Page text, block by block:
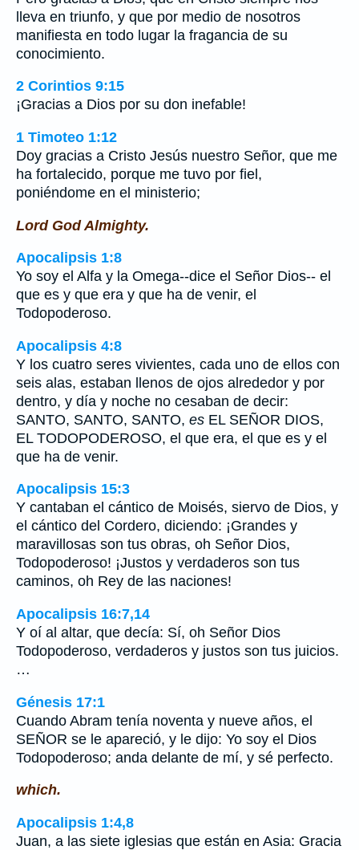
lleva en triunfo, y que por medio de nosotros
manifiesta en todo lugar la fragancia de su
conocimiento.
2 Corintios 9:15
¡Gracias a Dios por su don inefable!
1 Timoteo 1:12
Doy gracias a Cristo Jesús nuestro Señor, que me
ha fortalecido, porque me tuvo por fiel,
poniéndome en el ministerio;
Lord God Almighty.
Apocalipsis 1:8
Yo soy el Alfa y la Omega--dice el Señor Dios-- el
que es y que era y que ha de venir, el
Todopoderoso.
Apocalipsis 4:8
Y los cuatro seres vivientes, cada uno de ellos con
seis alas, estaban llenos de ojos alrededor y por
dentro, y día y noche no cesaban de decir:
SANTO, SANTO, SANTO, es EL SEÑOR DIOS,
EL TODOPODEROSO, el que era, el que es y el
que ha de venir.
Apocalipsis 15:3
Y cantaban el cántico de Moisés, siervo de Dios, y
el cántico del Cordero, diciendo: ¡Grandes y
maravillosas son tus obras, oh Señor Dios,
Todopoderoso! ¡Justos y verdaderos son tus
caminos, oh Rey de las naciones!
Apocalipsis 16:7,14
Y oí al altar, que decía: Sí, oh Señor Dios
Todopoderoso, verdaderos y justos son tus juicios.
…
Génesis 17:1
Cuando Abram tenía noventa y nueve años, el
SEÑOR se le apareció, y le dijo: Yo soy el Dios
Todopoderoso; anda delante de mí, y sé perfecto.
which.
Apocalipsis 1:4,8
Juan, a las siete iglesias que están en Asia: Gracia